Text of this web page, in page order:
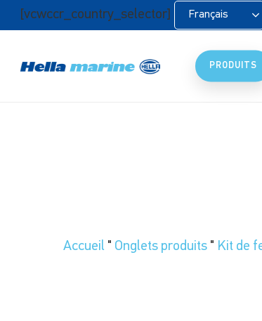
Retour[vcwccr_country_selector] Français
PRODUITS
Accueil " Onglets produits " Kit de